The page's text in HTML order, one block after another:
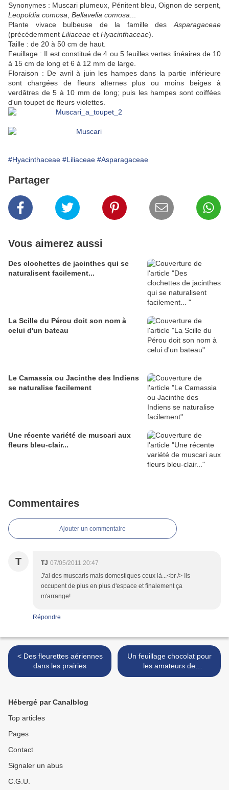
Synonymes : Muscari plumeux, Pénitent bleu, Oignon de serpent,
Leopoldia comosa Bellavelia comosa
Plante vivace bulbeuse de la famille des Asparagaceae
(précédemment Liliaceae et Hyacinthaceae).
Taille : de 20 à 50 cm de haut.
Feuillage : Il est constitué de 4 ou 5 feuilles vertes linéaires de 10
à 15 cm de long et 6 à 12 mm de large.
Floraison : De avril à juin les hampes dans la partie inférieure
sont chargées de fleurs alternes plus ou moins beiges à
verdâtres de 5 à 10 mm de long; puis les hampes sont coiffées
d'un toupet de fleurs violettes.
#Hyacinthaceae #Liliaceae #Asparagaceae
Partager
Vous aimerez aussi
Des clochettes de jacinthes qui se
naturalisent facilement...
La Scille du Pérou doit son nom à
celui d'un bateau
Le Camassia ou Jacinthe des Indiens
se naturalise facilement
Une récente variété de muscari aux
fleurs bleu-clair...
Commentaires
Ajouter un commentaire
T TJ 07/05/2011 20:47
J'ai des muscaris mais domestiques ceux là...<br /> Ils
occupent de plus en plus d'espace et finalement ça
m'arrange!
Répondre
< Des fleurettes aériennes
dans les prairies
Un feuillage chocolat pour
les amateurs de
contraste… >
Hébergé par Canalblog
Top articles
Pages
Contact
Signaler un abus
C.G.U.